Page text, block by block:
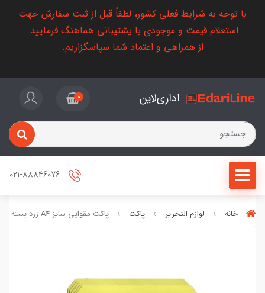
با توجه به شرایط فعلی کشور، لطفاً قبل از ثبت سفارش جهت
استعلام قیمت و موجودی با پشتیبانی هماهنگ فرمایید.
از همراهی و اعتماد شما سپاسگزاریم.
اداری‌لاین 0
خانه لوازم التحریر پاکت پاکت مقوایی سایز A4 زرد بسته 100 عددی